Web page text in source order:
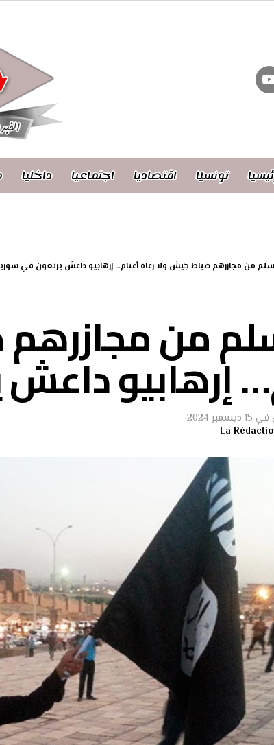
تونسيّا اقتصاديا اجتماعيا داخليا
من مجازرهم ضباط جيش ولا رعاة أغنام… إرهابيو داعش يرتعون في
من
إرهابيو
في 15 ديسمبر 2024